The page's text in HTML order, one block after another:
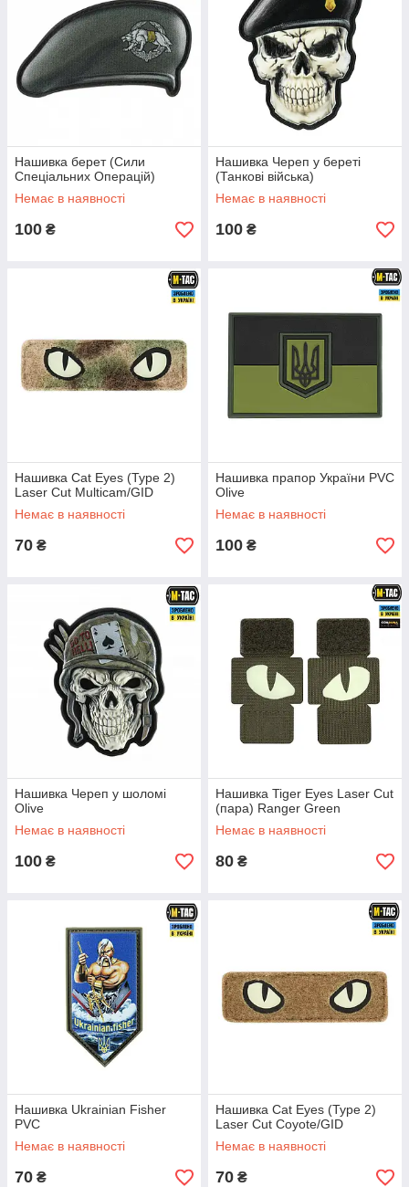
Нашивка берет (Сили
Спеціальних Операцій)
Немає в наявності
100 ₴
Нашивка Череп у береті
(Танкові війська)
Немає в наявності
100 ₴
Нашивка Cat Eyes (Type 2)
Laser Cut Multicam/GID
Немає в наявності
70 ₴
Нашивка прапор України PVC
Olive
Немає в наявності
100 ₴
Нашивка Череп у шоломі
Olive
Немає в наявності
100 ₴
Нашивка Tiger Eyes Laser Cut
(пара) Ranger Green
Немає в наявності
80 ₴
Нашивка Ukrainian Fisher
PVC
Немає в наявності
70 ₴
Нашивка Cat Eyes (Type 2)
Laser Cut Coyote/GID
Немає в наявності
70 ₴